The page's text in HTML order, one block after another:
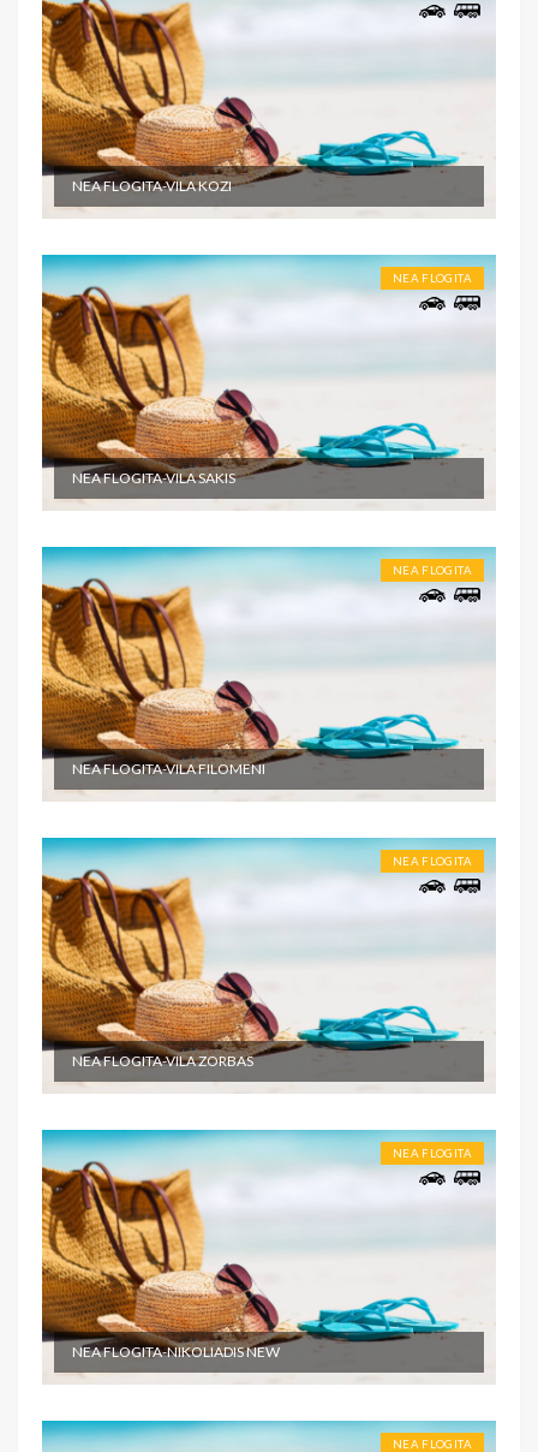
NEA FLOGITA-VILA KOZI
NEA FLOGITA
NEA FLOGITA-VILA SAKIS
NEA FLOGITA
NEA FLOGITA-VILA FILOMENI
NEA FLOGITA
NEA FLOGITA-VILA ZORBAS
NEA FLOGITA
NEA FLOGITA-NIKOLIADIS NEW
NEA FLOGITA